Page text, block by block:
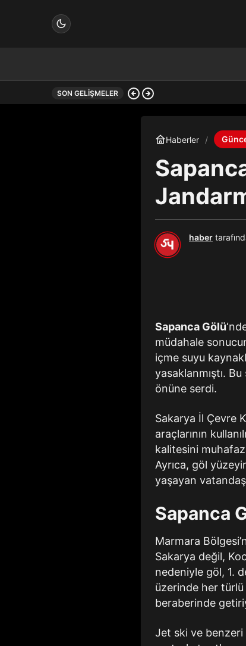
SON GELIŞMELER
Haberler
haber
Sapanca Gölü
müdahale
içme suyu
yasaklanmıştı.
önüne serdi.
Sakarya İl Çevre
araçlarının
kalitesini
Ayrıca, göl
yaşayan
Sapanca
Marmara
Sakarya değil,
nedeniyle göl, 1.
üzerinde her
beraberinde
Jet ski ve benzeri